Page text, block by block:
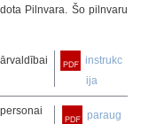
Pilnvara. Šo pilnvaru
instrukc
ija
paraug